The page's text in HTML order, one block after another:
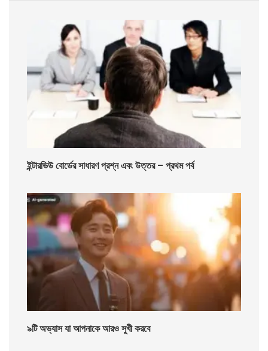
ইন্টারভিউ বোর্ডের সাধারণ প্রশ্ন এবং উত্তর – প্রথম পর্ব
৯টি অভ্যাস যা আপনাকে আরও সুখী করবে